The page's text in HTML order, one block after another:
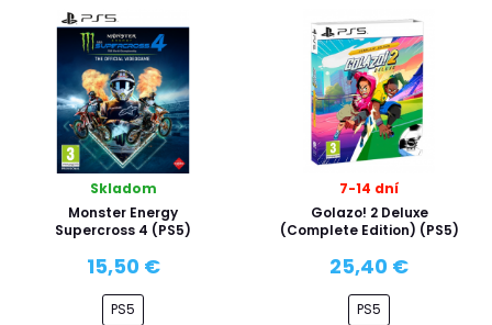
Skladom
Monster Energy
Supercross 4 (PS5)
15,50 €
PS5
7-14 dní
Golazo! 2 Deluxe
(Complete Edition) (PS5)
25,40 €
PS5